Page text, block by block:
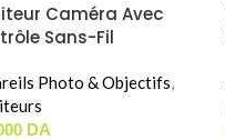
Caméra Avec
Sans-Fil
BM5III WR
Photo & Objectifs,
DA